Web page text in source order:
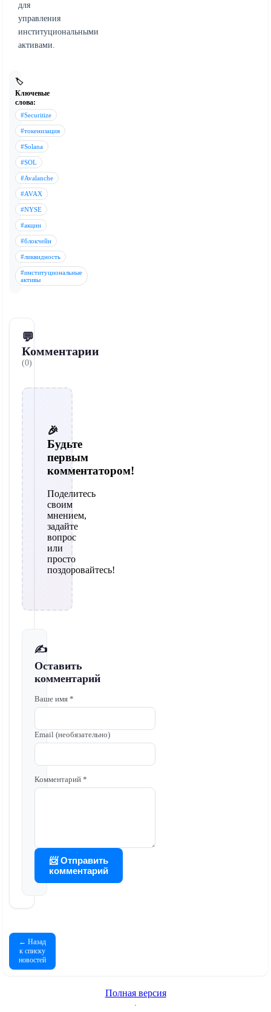
для
управления
институциональными
активами.
🏷️
Ключевые
слова:
#Securitize
#токенизация
#Solana
#SOL
#Avalanche
#AVAX
#NYSE
#акции
#блокчейн
#ликвидность
#институциональные
активы
💬
Комментарии
(0)
🎉
Будьте
первым
комментатором!
Поделитесь
своим
мнением,
задайте
вопрос
или
просто
поздоровайтесь!
✍️
Оставить
комментарий
Ваше имя *
Email (необязательно)
Комментарий *
📨 Отправить
комментарий
← Назад
к списку
новостей
Полная версия